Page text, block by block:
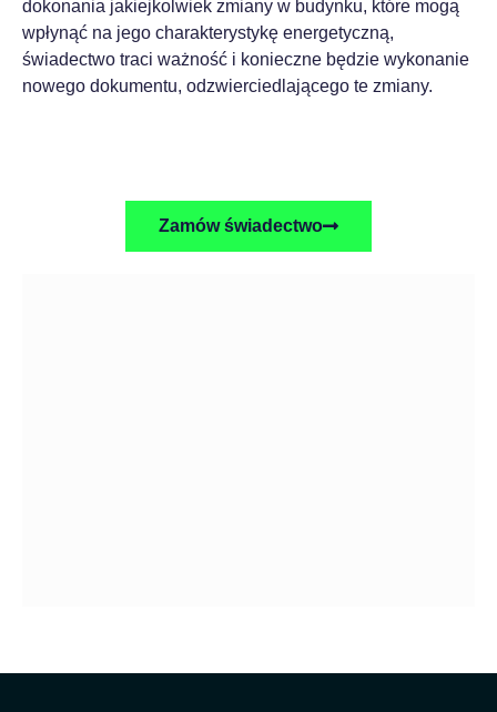
dokonania jakiejkolwiek zmiany w budynku, które mogą
wpłynąć na jego charakterystykę energetyczną,
świadectwo traci ważność i konieczne będzie wykonanie
nowego dokumentu, odzwierciedlającego te zmiany.
Zamów świadectwo